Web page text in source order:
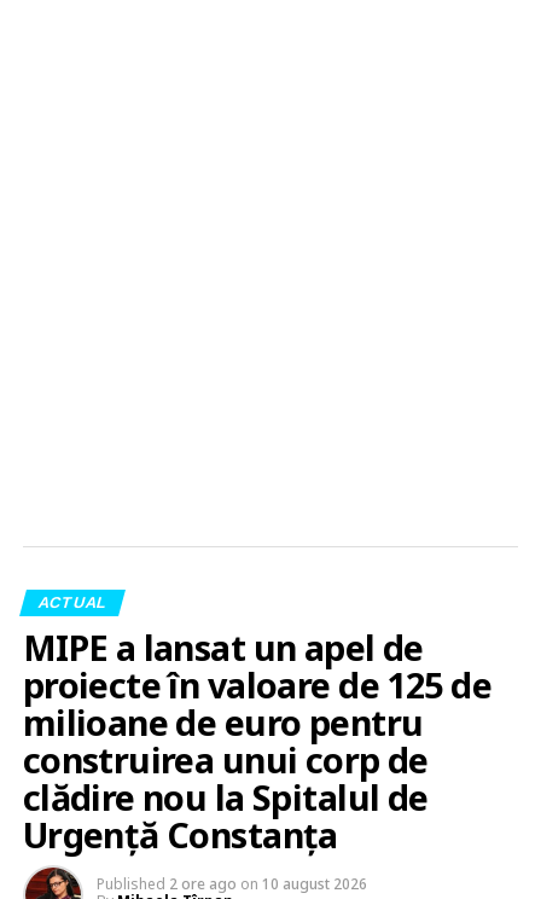
ACTUAL
MIPE a lansat un apel de
proiecte în valoare de 125 de
milioane de euro pentru
construirea unui corp de
clădire nou la Spitalul de
Urgență Constanța
Published 2 ore ago on 10 august 2026